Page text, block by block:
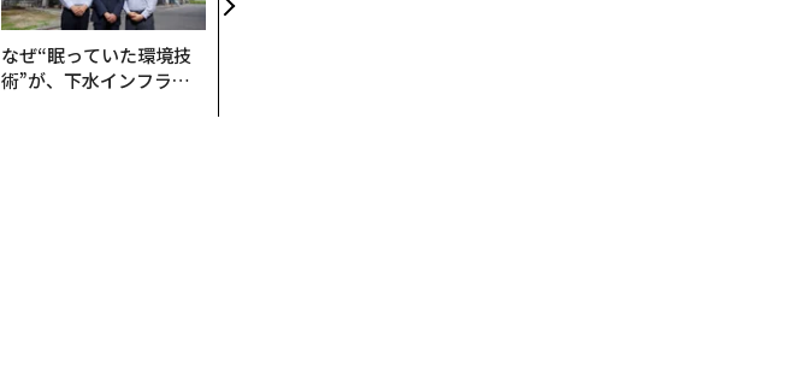
なぜ“眠っていた環境技
術”が、下水インフラを
×PwC】